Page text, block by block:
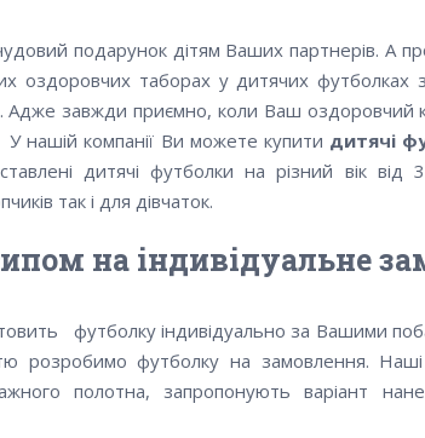
подарунок дітям Ваших партнерів. А
оздоровчих таборах у дитячих
Адже завжди приємно, коли Ваш оздоровчий
У нашій компанії Ви можете купити дитячі
дитячі футболки на різний вік від
так і для дівчаток.
на індивідуальне
футболку індивідуально за Вашими
розробимо футболку на замовлення.
полотна, запропонують варіант